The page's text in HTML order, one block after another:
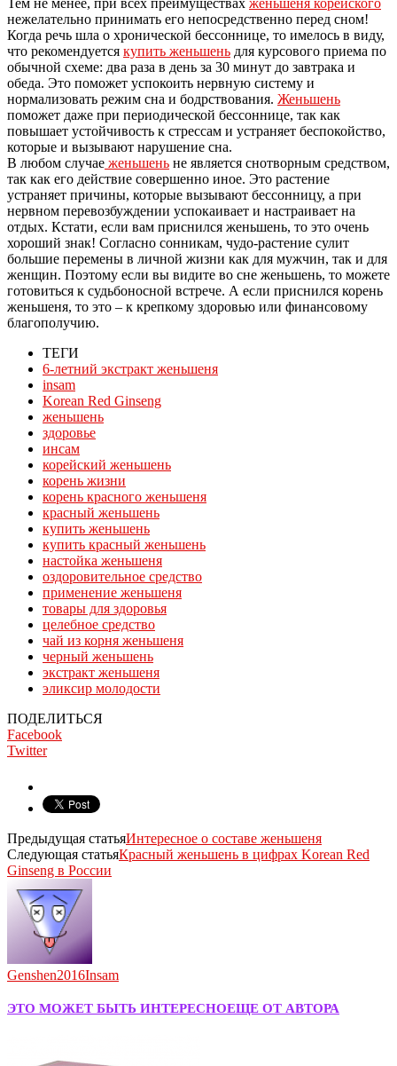
нежелательно принимать его непосредственно перед сном!
Когда речь шла о хронической бессоннице, то имелось в виду,
что рекомендуется купить женьшень для курсового приема по
обычной схеме: два раза в день за 30 минут до завтрака и
обеда. Это поможет успокоить нервную систему и
нормализовать режим сна и бодрствования. Женьшень
поможет даже при периодической бессоннице, так как
повышает устойчивость к стрессам и устраняет беспокойство,
которые и вызывают нарушение сна.
В любом случае женьшень не является снотворным средством,
так как его действие совершенно иное. Это растение
устраняет причины, которые вызывают бессонницу, а при
нервном перевозбуждении успокаивает и настраивает на
отдых. Кстати, если вам приснился женьшень, то это очень
хороший знак! Согласно сонникам, чудо-растение сулит
большие перемены в личной жизни как для мужчин, так и для
женщин. Поэтому если вы видите во сне женьшень, то можете
готовиться к судьбоносной встрече. А если приснился корень
женьшеня, то это – к крепкому здоровью или финансовому
благополучию.
ТЕГИ
6-летний экстракт женьшеня
insam
Korean Red Ginseng
женьшень
здоровье
инсам
корейский женьшень
корень жизни
корень красного женьшеня
красный женьшень
купить женьшень
купить красный женьшень
настойка женьшеня
оздоровительное средство
применение женьшеня
товары для здоровья
целебное средство
чай из корня женьшеня
черный женьшень
экстракт женьшеня
эликсир молодости
ПОДЕЛИТЬСЯ
Facebook
Twitter
Предыдущая статьяИнтересное о составе женьшеня
Следующая статьяКрасный женьшень в цифрах Korean Red
Ginseng в России
Genshen2016Insam
ЭТО МОЖЕТ БЫТЬ ИНТЕРЕСНОЕЩЕ ОТ АВТОРА